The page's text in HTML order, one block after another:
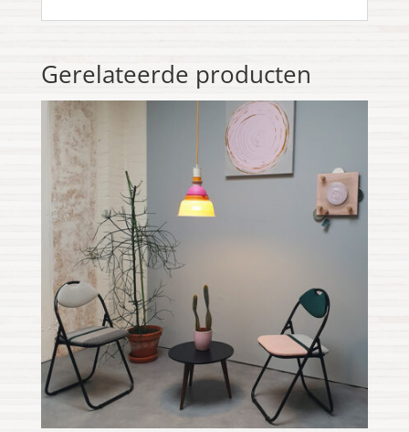
Gerelateerde producten